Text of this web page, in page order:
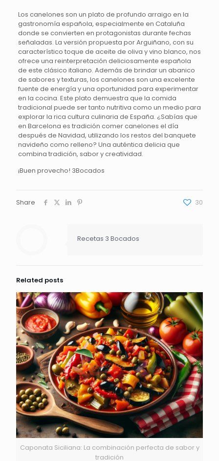
Los canelones son un plato de profundo arraigo en la
gastronomía española, especialmente en Cataluña
donde se convierten en protagonistas durante fechas
señaladas. La versión propuesta por Arguiñano, con su
característico toque de aceite de oliva y vino blanco, nos
ofrece una reinterpretación deliciosamente española
de este clásico italiano. Además de brindar un abanico
de sabores y texturas, los canelones son una excelente
fuente de energía y una oportunidad para experimentar
en la cocina. Este plato demuestra que la comida
tradicional puede ser tanto nutritiva como un medio para
explorar la rica cultura culinaria de España. ¿Sabías que
en Barcelona es tradición comer canelones el día
después de Navidad, utilizando los restos del banquete
navideño como relleno? Una auténtica delicia que
combina tradición, sabor y creatividad.
¡Buen provecho! 3Bocados
Share 30
Recetas 3 Bocados
Related posts
Caponata Siciliana: La combinación perfecta de sabor y
tradición